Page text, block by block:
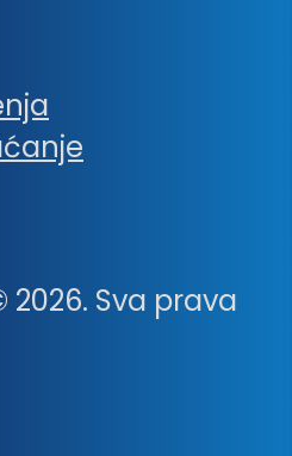
Sva prava